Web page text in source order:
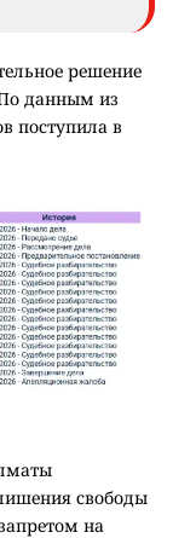
решение
данным из
поступила в
свободы
на